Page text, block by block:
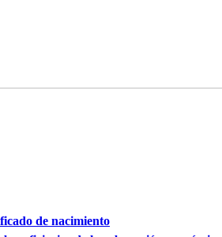
de nacimiento